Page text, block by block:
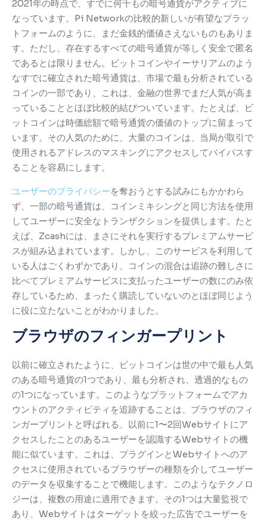
2021年の時点で、すでに何千もの暗号通貨がアクティブに
なっています。 Pi Networkの比較的新しいが有望なプラッ
トフォームのように、まだ金銭的価値さえないものもありま
す。 ただし、存在するすべての暗号通貨が等しく安全で匿名
であるとは限りません。
ビットコインやイーサリアムのよう
なすでに確立された暗号通貨は、市場で最も分析されている
コインの一部であり、これは、金融の世界でまだ人気が高ま
っていることとほぼ比較的結びついています。 たとえば、ビ
ットコインは時価総額で暗号通貨の価値のトップに留まって
います。 その人気のために、大量のコインは、当局が取引で
使用されるアドレスのマスキングにアクセスしてバイパスす
ることを容易にします。
ユーザーのプライバシーを奪おうとする試みにもかかわら
ず 、一部の暗号通貨は、コインミキシングと同じ方法を使用
してユーザーに安全なトランザクションを提供します。 たと
えば、Zcashには、まさにそれを実行するプレミアムサービ
スが組み込まれています。
しかし、このサービスを利用して
いる人はごくわずかであり、コインの混合は追跡の難しさに
比べてプレミアムサービスに支払ったユーザーの数にのみ依
存しているため、まったく購読していないのとほぼ同じよう
に役に立たないことがわかりました。
ブラウザのフィンガープリント
以前に確立されたように、ビットコインは世の中で最も人気
のある暗号通貨の1つであり、最も分析され、透過的なもの
の1つになっています。
このようなプラットフォームでアカ
ウントのアクティビティを追跡することは、ブラウザのフィ
ンガープリントと呼ばれる、以前に1〜2回Webサイトにア
クセスしたことのあるユーザーを認識するWebサイトの機
能に似ています。
これは、プラグインとWebサイトへのア
クセスに使用されているブラウザーの種類を介してユーザー
のデータを収集することで機能します。
このようなテクノロ
ジーは、複数の用途に適用できます。その1つは大量監視で
あり、Webサイトはターゲットを絞った広告でユーザーを